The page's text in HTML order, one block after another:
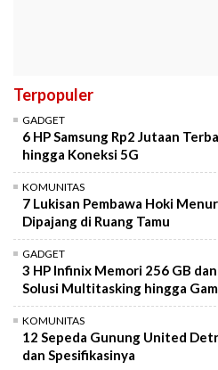
Terpopuler
GADGET
6 HP Samsung Rp2 Jutaan
hingga Koneksi 5G
KOMUNITAS
7 Lukisan Pembawa Hoki
Dipajang di Ruang Tamu
GADGET
3 HP Infinix Memori 256 GB
Solusi Multitasking hingga
KOMUNITAS
12 Sepeda Gunung United
dan Spesifikasinya